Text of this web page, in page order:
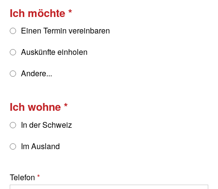
Ich möchte
Einen Termin vereinbaren
Auskünfte einholen
Andere...
Ich wohne
In der Schweiz
Im Ausland
Telefon